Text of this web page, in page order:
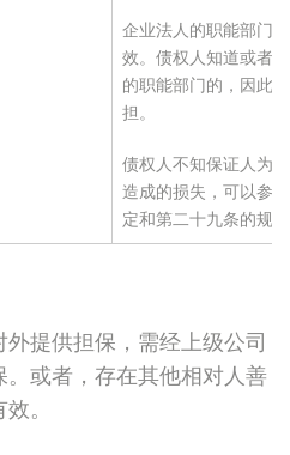
企业法人的职能部门
效。债权人知道或者
的职能部门的，因此
担。
债权人不知保证人为
造成的损失，可以参
定和第二十九条的规
提供担保，需经上级公司
或者，存在其他相对人善
。